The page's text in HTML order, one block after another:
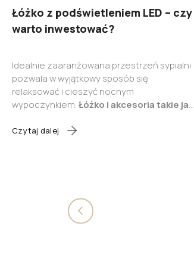
Łóżko z podświetleniem LED – czy
warto inwestować?
Idealnie zaaranżowana przestrzeń sypialni
pozwala w wyjątkowy sposób się
relaksować i cieszyć nocnym
wypoczynkiem.Łóżko i akcesoria takie jak
niezbędne, ale w aranżacji sypialni liczą
jak światło LED wpływa na sen?
nasze porady przed podjęciem decyzji.
Czytaj dalej